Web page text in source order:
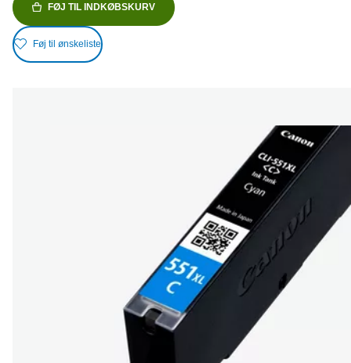
FØJ TIL INDKØBSKURV
Føj til ønskeliste